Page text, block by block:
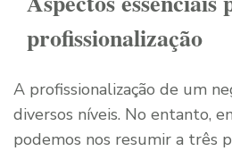
profissionalização
A profissionalização de um
diversos níveis. No entanto,
podemos nos resumir a três